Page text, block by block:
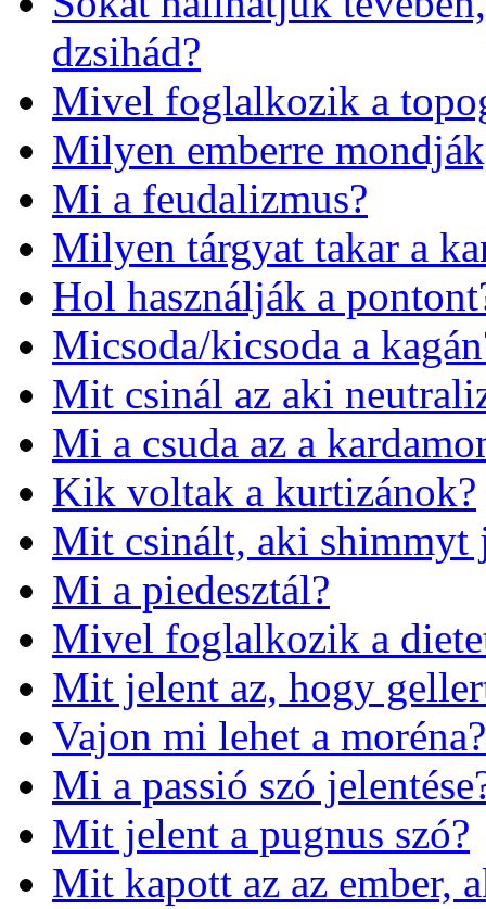
dzsihád?
Mivel foglalkozik a
Milyen emberre
Mi a feudalizmus?
Milyen tárgyat takar a
Hol használják a
Micsoda/kicsoda a
Mit csinál az aki
Mi a csuda az a
Kik voltak a kurtizánok?
Mit csinált, aki shimmyt
Mi a piedesztál?
Mivel foglalkozik a
Mit jelent az, hogy
Vajon mi lehet a moréna?
Mi a passió szó
Mit jelent a pugnus szó?
Mit kapott az az ember,